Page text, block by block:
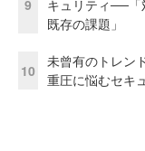
9
キュリティ──「
既存の課題」
10
未曾有のトレン
重圧に悩むセキ